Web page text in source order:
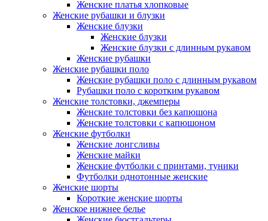
Женские платья хлопковые
Женские рубашки и блузки
Женские блузки
Женские блузки
Женские блузки с длинным рукавом
Женские рубашки
Женские рубашки поло
Женские рубашки поло с длинным рукавом
Рубашки поло с коротким рукавом
Женские толстовки, джемперы
Женские толстовки без капюшона
Женские толстовки с капюшоном
Женские футболки
Женские лонгсливы
Женские майки
Женские футболки с принтами, туники
Футболки однотонные женские
Женские шорты
Короткие женские шорты
Женское нижнее белье